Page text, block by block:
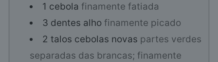
1 cebola finamente fatiada
3 dentes alho finamente picado
2 talos cebolas novas partes verdes
separadas das brancas; finamente